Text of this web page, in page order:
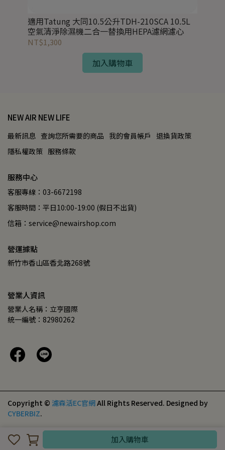
加入購物車
適用Tatung 大同10.5公升TDH-210SCA 10.5L
空氣清淨除濕機二合一替換用HEPA濾網濾心
NT$1,300
加入購物車
NEW AIR NEW LIFE
最新訊息 查詢您所需要的商品 我的會員帳戶
退換貨政策
隱私權政策 服務條款
服務中心
客服專線：03-6672198
客服時間：平日10:00-19:00 (假日不出貨)
信箱：service@newairshop.com
營運據點
新竹市香山區香北路268號
營業人資訊
營業人名稱：立亨國際
統一編號：82980262
Copyright © 濾森活EC官網All Rights Reserved. Designed by
CYBERBIZ.